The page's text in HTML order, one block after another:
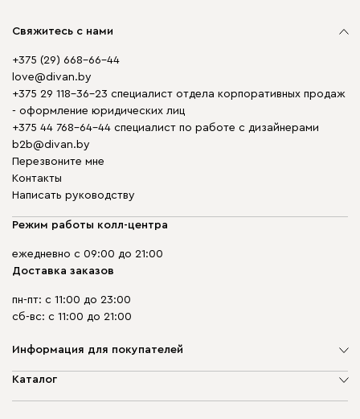
Свяжитесь с нами
+375 (29) 668-66-44
love@divan.by
+375 29 118-36-23 специалист отдела корпоративных продаж
- оформление юридических лиц
+375 44 768-64-44 специалист по работе с дизайнерами
b2b@divan.by
Перезвоните мне
Контакты
Написать руководству
Режим работы колл-центра
ежедневно с 09:00 до 21:00
Доставка заказов
пн-пт: с 11:00 до 23:00
сб-вс: с 11:00 до 21:00
Информация для покупателей
О компании
Каталог